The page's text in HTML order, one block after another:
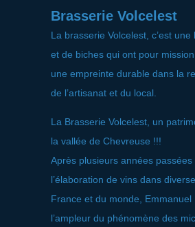
Brasserie Volcelest
La brasserie Volcelest, c’est
et de biches qui ont pour
une empreinte durable dans la
de l’artisanat et du local.
La Brasserie Volcelest, un
la vallée de Chevreuse !!!
Après plusieurs années passées
l’élaboration de vins dans
France et du monde, Emmanuel
l’ampleur du phénomène des